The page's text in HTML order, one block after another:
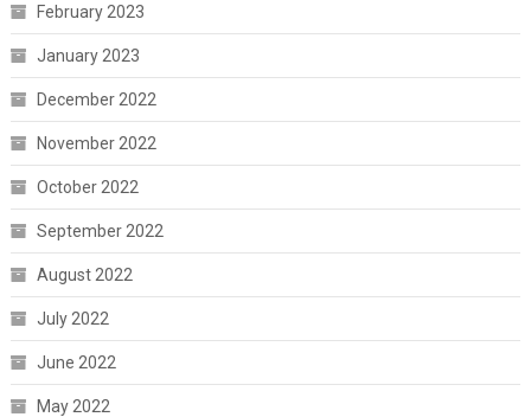
February 2023
January 2023
December 2022
November 2022
October 2022
September 2022
August 2022
July 2022
June 2022
May 2022